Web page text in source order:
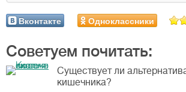
Вконтакте Одноклассники
Советуем почитать:
Существует ли
кишечника?